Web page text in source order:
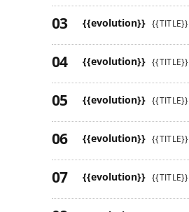
{{evolution}} {{TITLE}}
{{evolution}} {{TITLE}}
{{evolution}} {{TITLE}}
{{evolution}} {{TITLE}}
{{evolution}} {{TITLE}}